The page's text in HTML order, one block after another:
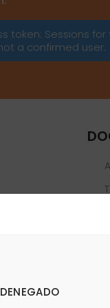
DENEGADO
token: Sessions
a confirmed user.